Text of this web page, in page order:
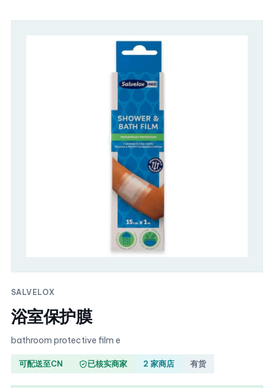
SALVELOX
浴室保护膜
bathroom protective film e
可配送至CN 已核实商家 2 家商店 有货